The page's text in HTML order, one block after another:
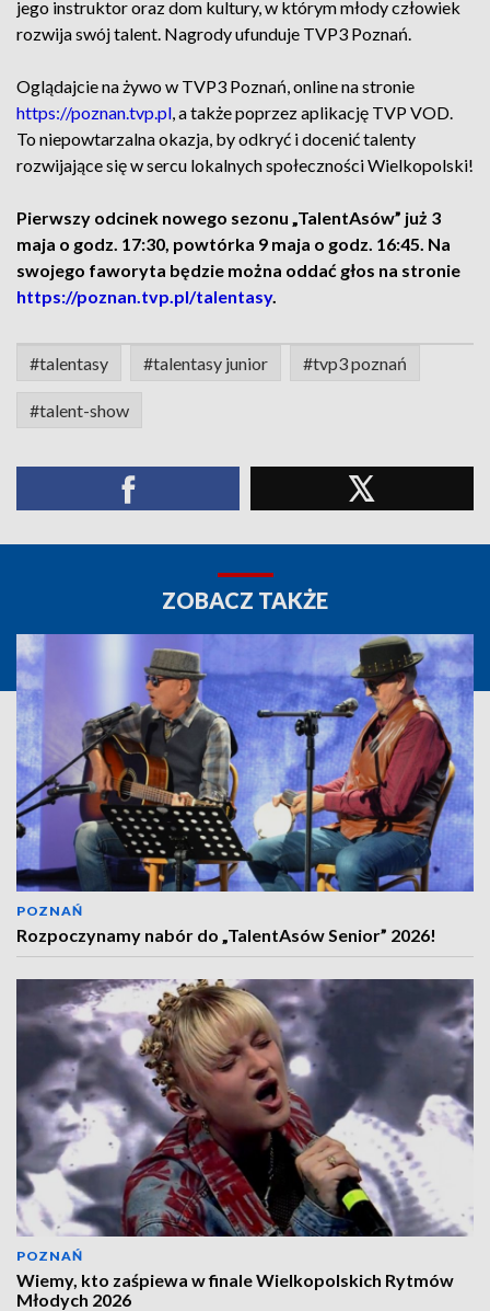
jego instruktor oraz dom kultury, w którym młody człowiek
rozwija swój talent. Nagrody ufunduje TVP3 Poznań.
Oglądajcie na żywo w TVP3 Poznań, online na stronie
https://poznan.tvp.pl, a także poprzez aplikację TVP VOD.
To niepowtarzalna okazja, by odkryć i docenić talenty
rozwijające się w sercu lokalnych społeczności Wielkopolski!
Pierwszy odcinek nowego sezonu „TalentAsów” już 3
maja o godz. 17:30, powtórka 9 maja o godz. 16:45. Na
swojego faworyta będzie można oddać głos na stronie
https://poznan.tvp.pl/talentasy.
#talentasy #talentasy junior #tvp3 poznań
#talent-show
ZOBACZ TAKŻE
POZNAŃ
Rozpoczynamy nabór do „TalentAsów Senior” 2026!
POZNAŃ
Wiemy, kto zaśpiewa w finale Wielkopolskich Rytmów
Młodych 2026